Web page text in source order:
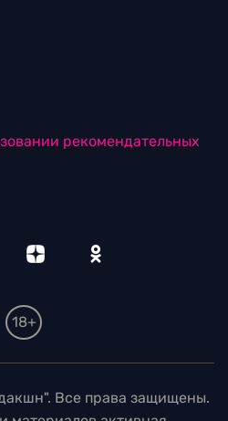
рекомендательных
18+
Все права защищены.